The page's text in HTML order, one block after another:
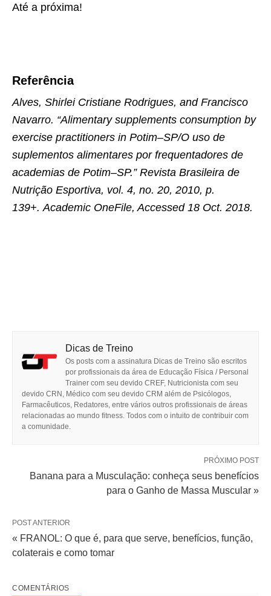
Até a próxima!
Referência
Alves, Shirlei Cristiane Rodrigues, and Francisco
Navarro. “Alimentary supplements consumption by
exercise practitioners in Potim–SP/O uso de
suplementos alimentares por frequentadores de
academias de Potim–SP.” Revista Brasileira de
Nutrição Esportiva, vol. 4, no. 20, 2010, p.
139+. Academic OneFile, Accessed 18 Oct. 2018.
Dicas de Treino
Os posts com a assinatura Dicas de Treino são escritos
por profissionais da área de Educação Física / Personal
Trainer com seu devido CREF, Nutricionista com seu
devido CRN, Médico com seu devido CRM além de Psicólogos,
Farmacêuticos, Redatores, entre vários outros profissionais de áreas
relacionadas ao mundo fitness. Todos com o intuito de contribuir com
a comunidade.
PRÓXIMO POST
Banana para a Musculação: conheça seus benefícios
para o Ganho de Massa Muscular »
POST ANTERIOR
« FRANOL: O que é, para que serve, benefícios, função,
colaterais e como tomar
COMENTÁRIOS